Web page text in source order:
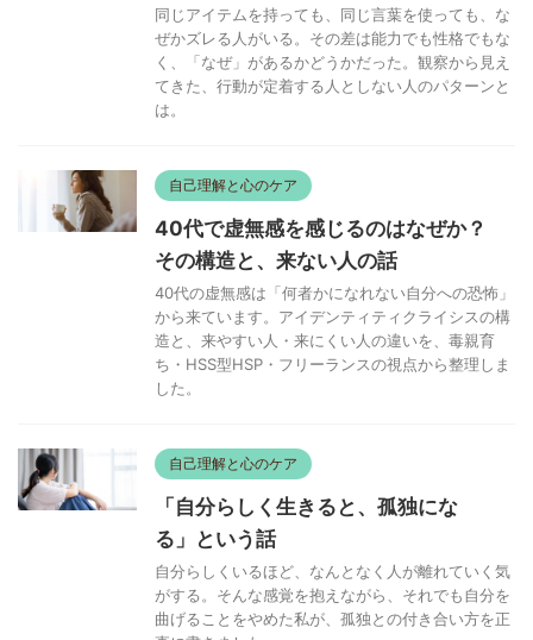
同じアイテムを持っても、同じ言葉を使っても、な
ぜかズレる人がいる。その差は能力でも性格でもな
く、「なぜ」があるかどうかだった。観察から見え
てきた、行動が定着する人としない人のパターンと
は。
自己理解と心のケア
40代で虚無感を感じるのはなぜか？
その構造と、来ない人の話
40代の虚無感は「何者かになれない自分への恐怖」
から来ています。アイデンティティクライシスの構
造と、来やすい人・来にくい人の違いを、毒親育
ち・HSS型HSP・フリーランスの視点から整理しま
した。
自己理解と心のケア
「自分らしく生きると、孤独にな
る」という話
自分らしくいるほど、なんとなく人が離れていく気
がする。そんな感覚を抱えながら、それでも自分を
曲げることをやめた私が、孤独との付き合い方を正